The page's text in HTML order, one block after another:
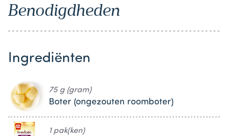
Benodigdheden
Ingrediënten
75 g (gram)
Boter (ongezouten roomboter)
1 pak(ken)